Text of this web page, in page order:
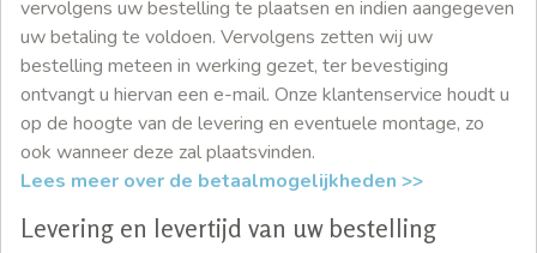
vervolgens uw bestelling te plaatsen en indien aangegeven
uw betaling te voldoen. Vervolgens zetten wij uw
bestelling meteen in werking gezet, ter bevestiging
ontvangt u hiervan een e-mail. Onze klantenservice houdt u
op de hoogte van de levering en eventuele montage, zo
ook wanneer deze zal plaatsvinden.
Lees meer over de betaalmogelijkheden >>
Levering en levertijd van uw bestelling